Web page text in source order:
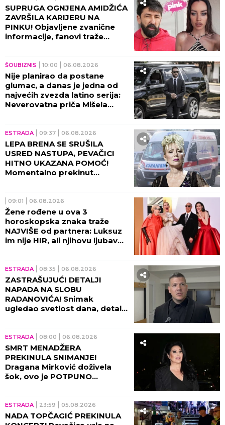
SUPRUGA OGNJENA AMIDŽIĆA
ZAVRŠILA KARIJERU NA
PINKU! Objavljene zvanične
informacije, fanovi traže
ŠOUBIZNIS 10:00 06.08.2026
Nije planirao da postane
glumac, a danas je jedna od
najvećih zvezda latino serija:
Neverovatna priča Mišela
ESTRADA 09:37 06.08.2026
LEPA BRENA SE SRUŠILA
USRED NASTUPA, PEVAČICI
HITNO UKAZANA POMOĆ!
Momentalno prekinut
09:01 06.08.2026
Žene rođene u ova 3
horoskopska znaka traže
NAJVIŠE od partnera: Luksuz
im nije HIR, ali njihovu ljubav
ESTRADA 08:35 06.08.2026
ZASTRAŠUJUĆI DETALJI
NAPADA NA SLOBU
RADANOVIĆA! Snimak
ugledao svetlost dana, detalji
ESTRADA 08:00 06.08.2026
SMRT MENADŽERA
PREKINULA SNIMANJE!
Dragana Mirković doživela
šok, ovo je POTPUNO
ESTRADA 23:59 05.08.2026
NADA TOPČAGIĆ PREKINULA